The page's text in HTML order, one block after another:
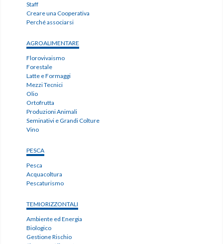
Staff
Creare una Cooperativa
Perché associarsi
AGROALIMENTARE
Florovivaismo
Forestale
Latte e Formaggi
Mezzi Tecnici
Olio
Ortofrutta
Produzioni Animali
Seminativi e Grandi Colture
Vino
PESCA
Pesca
Acquacoltura
Pescaturismo
TEMIORIZZONTALI
Ambiente ed Energia
Biologico
Gestione Rischio